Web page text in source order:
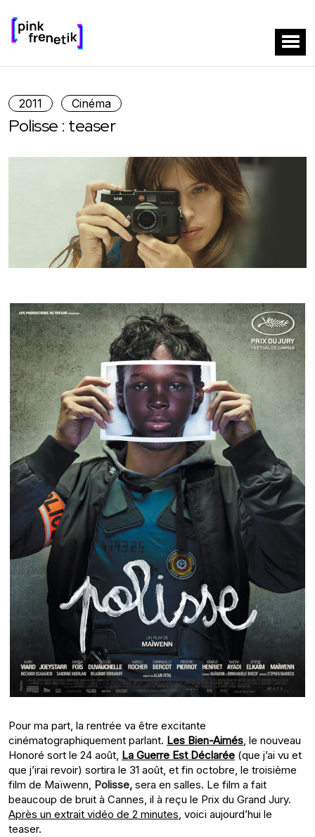
2011 Cinéma
Polisse : teaser
Pour ma part, la rentrée va être excitante
cinématographiquement parlant. Les Bien-Aimés, le nouveau
Honoré sort le 24 août, La Guerre Est Déclarée (que j’ai vu et
que j’irai revoir) sortira le 31 août, et fin octobre, le troisième
film de Maïwenn, Polisse, sera en salles. Le film a fait
beaucoup de bruit à Cannes, il à reçu le Prix du Grand Jury.
Après un extrait vidéo de 2 minutes, voici aujourd’hui le
teaser.